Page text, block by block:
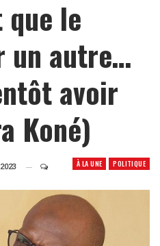
que le
un autre…
avoir
Koné)
À LA UNE POLITIQUE